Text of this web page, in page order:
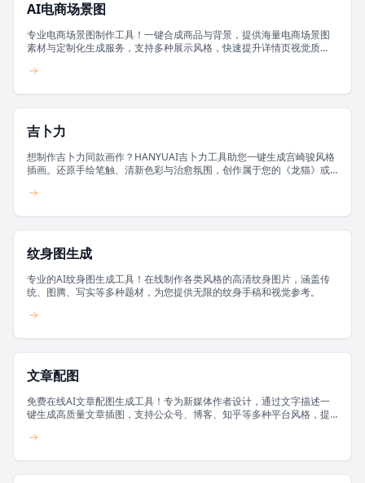
AI电商场景图
专业电商场景图制作工具！一键合成商品与背景，提供海量电商场景图
素材与定制化生成服务，支持多种展示风格，快速提升详情页视觉质
吉卜力
想制作吉卜力同款画作？HANYUAI吉卜力工具助您一键生成宫崎骏风格
插画。还原手绘笔触、清新色彩与治愈氛围，创作属于您的《龙猫》或
纹身图生成
专业的AI纹身图生成工具！在线制作各类风格的高清纹身图片，涵盖传
统、图腾、写实等多种题材，为您提供无限的纹身手稿和视觉参考。
文章配图
免费在线AI文章配图生成工具！专为新媒体作者设计，通过文字描述一
键生成高质量文章插图，支持公众号、博客、知乎等多种平台风格，提